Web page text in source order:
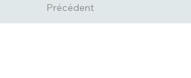
Précédent